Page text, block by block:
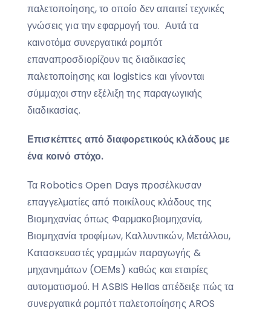
παλετοποίησης, το οποίο δεν απαιτεί τεχνικές
γνώσεις για την εφαρμογή του. Αυτά τα
καινοτόμα συνεργατικά ρομπότ
επαναπροσδιορίζουν τις διαδικασίες
παλετοποίησης και logistics και γίνονται
σύμμαχοι στην εξέλιξη της παραγωγικής
διαδικασίας.
Επισκέπτες από διαφορετικούς κλάδους με
ένα κοινό στόχο.
Τα Robotics Open Days προσέλκυσαν
επαγγελματίες από ποικίλους κλάδους της
Βιομηχανίας όπως Φαρμακοβιομηχανία,
Βιομηχανία τροφίμων, Καλλυντικών, Μετάλλου,
Κατασκευαστές γραμμών παραγωγής &
μηχανημάτων (ΟΕΜs) καθώς και εταιρίες
αυτοματισμού. Η ASBIS Hellas απέδειξε πώς τα
συνεργατικά ρομπότ παλετοποίησης AROS